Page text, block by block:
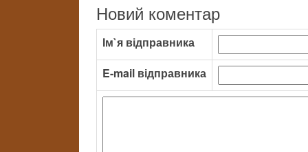
Новий коментар
Ім`я відправника
E-mail відправника